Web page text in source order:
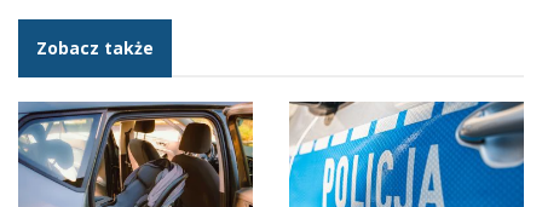
Zobacz także